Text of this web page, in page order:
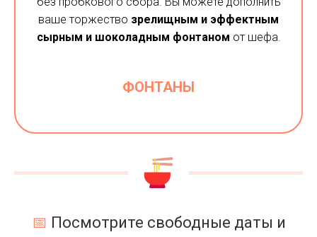
ваше торжество зрелищным и эффектным
сырным и шоколадным фонтаном от шефа.
ФОНТАНЫ
📅 Посмотрите свободные даты и